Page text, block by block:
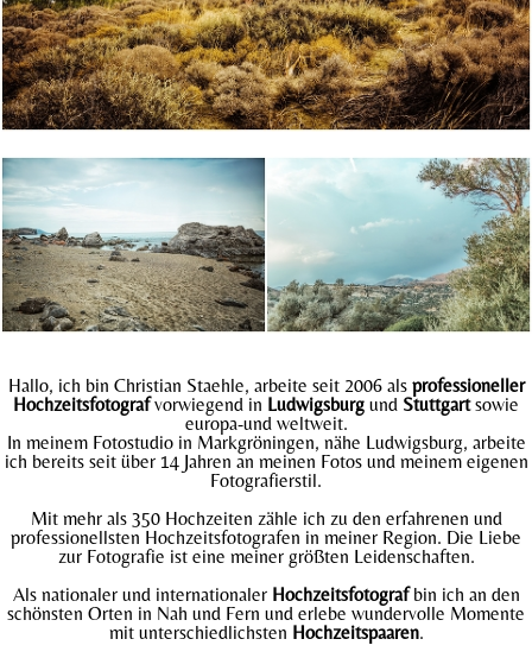
Hallo, ich bin Christian Staehle, arbeite seit 2006 als professioneller
Hochzeitsfotografvorwiegend in Ludwigsburg und Stuttgartsowie
europa-und weltweit.
In meinem Fotostudio in Markgröningen, nähe Ludwigsburg, arbeite
ich bereits seit über 14 Jahren an meinen Fotos und meinem eigenen
Fotografierstil.
Mit mehr als 350 Hochzeiten zähle ich zu den erfahrenen und
professionellsten Hochzeitsfotografen in meiner Region. Die Liebe
zur Fotografie ist eine meiner größten Leidenschaften.
Als nationaler und internationaler Hochzeitsfotografbin ich an den
schönsten Orten in Nah und Fern und erlebe wundervolle Momente
mit unterschiedlichsten Hochzeitspaaren.